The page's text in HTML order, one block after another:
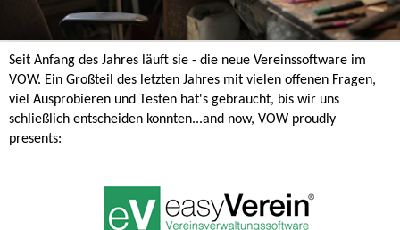
Seit Anfang des Jahres läuft sie - die neue Vereinssoftware im
VOW. Ein Großteil des letzten Jahres mit vielen offenen Fragen,
viel Ausprobieren und Testen hat's gebraucht, bis wir uns
schließlich entscheiden konnten...and now, VOW proudly
presents: